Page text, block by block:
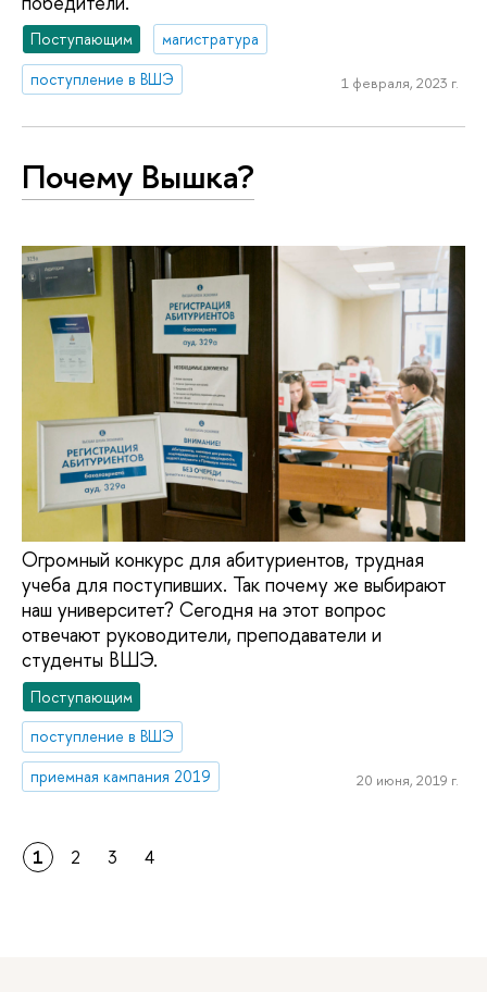
Поступающим
магистратура
поступление в ВШЭ
1 февраля, 2023 г.
Почему Вышка?
Огромный конкурс для абитуриентов, трудная
учеба для поступивших. Так почему же выбирают
наш университет? Сегодня на этот вопрос
отвечают руководители, преподаватели и
студенты ВШЭ.
Поступающим
поступление в ВШЭ
приемная кампания 2019
20 июня, 2019 г.
1 2 3 4